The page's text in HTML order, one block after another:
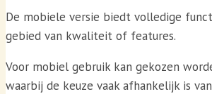
De mobiele versie biedt volledige
gebied van kwaliteit of features.
Voor mobiel gebruik kan gekozen
waarbij de keuze vaak afhankelijk is